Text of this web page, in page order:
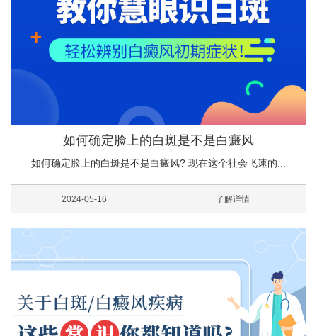
如何确定脸上的白斑是不是白癜风
如何确定脸上的白斑是不是白癜风? 现在这个社会飞速的...
2024-05-16 了解详情